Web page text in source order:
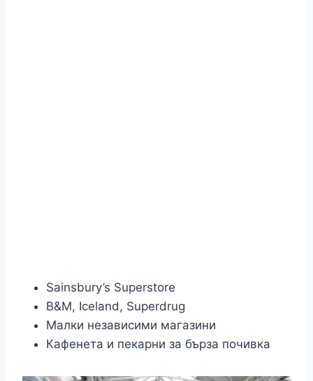
Sainsbury’s Superstore
B&M, Iceland, Superdrug
Малки независими магазини
Кафенета и пекарни за бърза почивка